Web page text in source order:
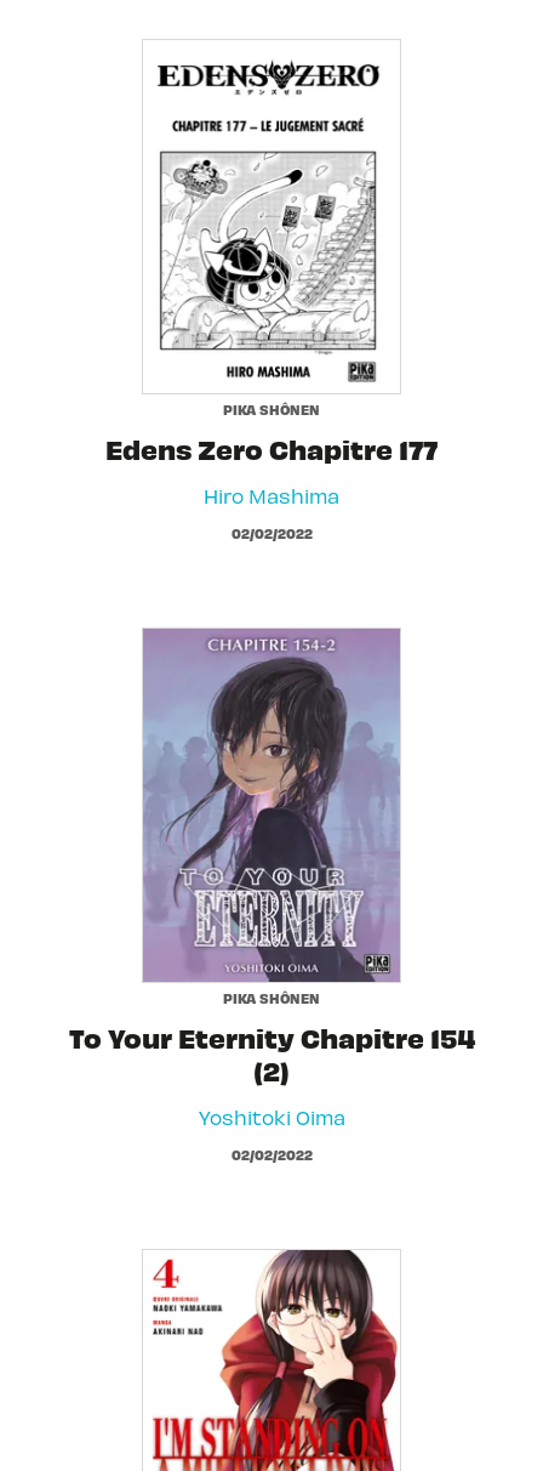
PIKA SHÔNEN
Edens Zero Chapitre 177
Hiro Mashima
02/02/2022
PIKA SHÔNEN
To Your Eternity Chapitre 154
(2)
Yoshitoki Oima
02/02/2022